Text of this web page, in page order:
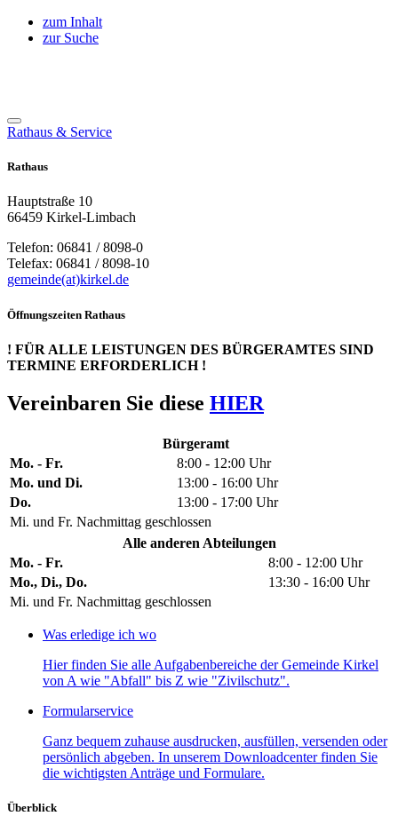
zum Inhalt
zur Suche
Rathaus & Service
Rathaus
Hauptstraße 10
66459 Kirkel-Limbach
Telefon: 06841 / 8098-0
Telefax: 06841 / 8098-10
gemeinde(at)kirkel.de
Öffnungszeiten Rathaus
! FÜR ALLE LEISTUNGEN DES BÜRGERAMTES SIND
TERMINE ERFORDERLICH !
Vereinbaren Sie diese HIER
Bürgeramt
Mo. - Fr.
8:00 - 12:00 Uhr
Mo. und Di.
13:00 - 16:00 Uhr
Do.
13:00 - 17:00 Uhr
Mi. und Fr. Nachmittag geschlossen
Alle anderen Abteilungen
Mo. - Fr.
8:00 - 12:00 Uhr
Mo., Di., Do.
13:30 - 16:00 Uhr
Mi. und Fr. Nachmittag geschlossen
Was erledige ich wo
Hier finden Sie alle Aufgabenbereiche der Gemeinde Kirkel
von A wie "Abfall" bis Z wie "Zivilschutz".
Formularservice
Ganz bequem zuhause ausdrucken, ausfüllen, versenden oder
persönlich abgeben. In unserem Downloadcenter finden Sie
die wichtigsten Anträge und Formulare.
Überblick